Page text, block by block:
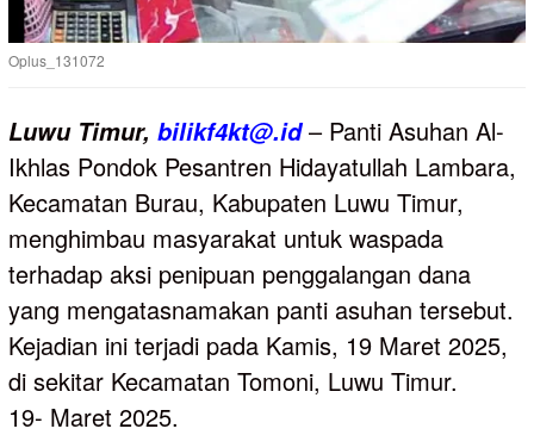
Oplus_131072
Luwu Timur, bilikf4kt@.id– Panti Asuhan Al-
Ikhlas Pondok Pesantren Hidayatullah Lambara,
Kecamatan Burau, Kabupaten Luwu Timur,
menghimbau masyarakat untuk waspada
terhadap aksi penipuan penggalangan dana
yang mengatasnamakan panti asuhan tersebut.
Kejadian ini terjadi pada Kamis, 19 Maret 2025,
di sekitar Kecamatan Tomoni, Luwu Timur.
19- Maret 2025.